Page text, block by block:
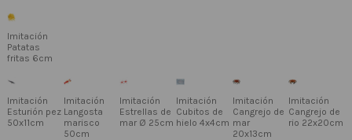
Imitación
Patatas
fritas 6cm
Imitación
Esturión pez
50x11cm
Imitación
Langosta
marisco
50cm
Imitación
Estrellas de
mar Ø 25cm
Imitación
Cubitos de
hielo 4x4cm
Imitación
Cangrejo de
mar
20x13cm
Imitación
Cangrejo de
rio 22x20cm